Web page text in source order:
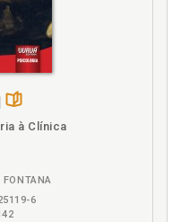
páginas
à Clínica
6